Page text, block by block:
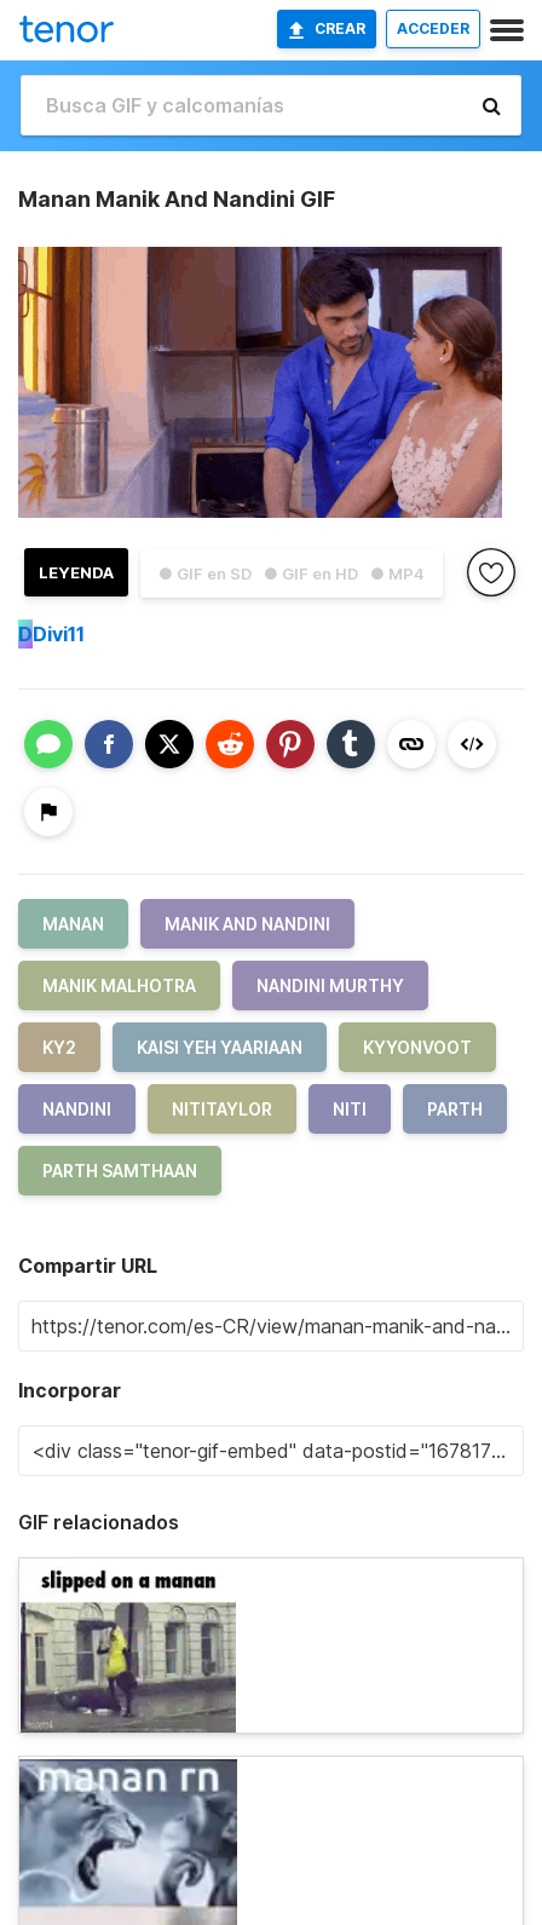
CREAR ACCEDER
Manan Manik And Nandini GIF
● GIF en SD ● GIF en HD ● MP4
LEYENDA
DDivi11
MANAN MANIK AND NANDINI
MANIK MALHOTRA NANDINI MURTHY
KY2 KAISI YEH YAARIAAN KYYONVOOT
NANDINI NITITAYLOR NITI PARTH
PARTH SAMTHAAN
Compartir URL
Incorporar
GIF relacionados